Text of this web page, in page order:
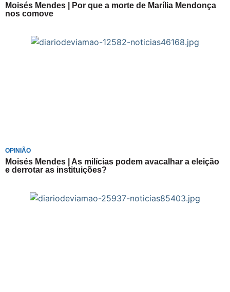
Moisés Mendes | Por que a morte de Marília Mendonça
nos comove
OPINIÃO
Moisés Mendes | As milícias podem avacalhar a eleição
e derrotar as instituições?